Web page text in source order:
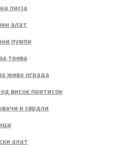
лисја
алат
пумпи
трева
жива ограда
висок притисок
и сврдли
алат